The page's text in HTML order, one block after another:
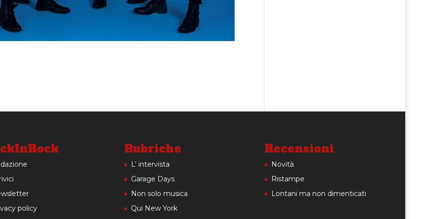
policy
Rubriche
L’ intervista
Garage Days
Non solo musica
Qui New York
Recensioni
Novità
Ristampe
Lontani ma non dimenticati